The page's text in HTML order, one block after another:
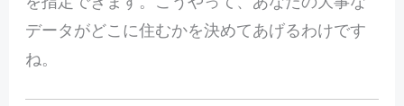
データがどこに住むかを決めてあげるわけです
ね。